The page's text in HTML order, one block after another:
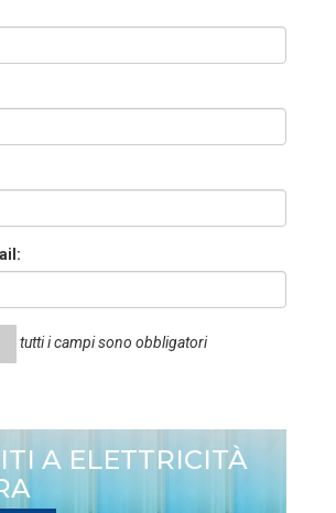
tutti i campi sono obbligatori
A ELETTRICITÀ